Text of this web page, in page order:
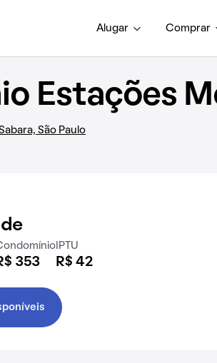
Alugar Comprar
Estações
São Paulo
353
IPTU
R$ 42